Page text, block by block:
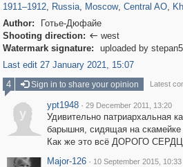
1911–1912, Russia, Moscow, Central AO,
Author:
Готье-Дюфайе
Shooting direction:  west
Watermark signature:
uploaded by
Last edit 27 January 2021, 15:07
4
Sign in to share your opinion Latest
y
ypt1948 · 29 December 2011, 13:20
Удивительно патриархальная
барышня, сидящая на скамейке
Как же это всё ДОРОГО
Major-126 · 10 September 2015, 10:33